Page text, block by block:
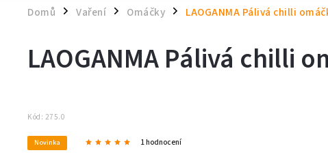
Domů / Vaření / Omáčky / LAOGANMA Pálivá chilli
LAOGANMA Pálivá chilli
Kód: 275.0
Novinka 1 hodnocení